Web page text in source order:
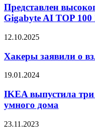
Galaxy
S26
ПК
Gigabyte
AI
100
Представлен
Gigabyte AI TOP 100
Хакеры
о
взломе
серверов
12.10.2025
Хакеры заявили о
IKEA
три
умных
сенсора
системы
19.01.2024
IKEA выпустила
умного дома
Apple
23.11.2023